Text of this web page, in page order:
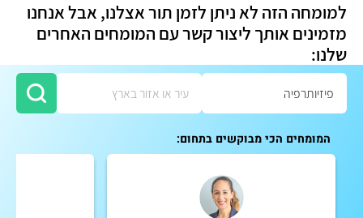
למומחה הזה לא ניתן לזמן תור אצלנו, אבל אנחנו
מזמינים אותך ליצור קשר עם המומחים האחרים
שלנו:
המומחים הכי מבוקשים בתחום: